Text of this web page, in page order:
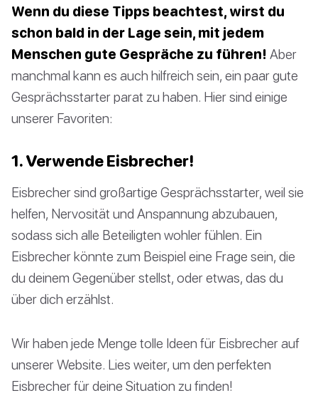
Wenn du diese Tipps beachtest, wirst du
schon bald in der Lage sein, mit jedem
Menschen gute Gespräche zu führen! Aber
manchmal kann es auch hilfreich sein, ein paar gute
Gesprächsstarter parat zu haben. Hier sind einige
unserer Favoriten:
1. Verwende Eisbrecher!
Eisbrecher sind großartige Gesprächsstarter, weil sie
helfen, Nervosität und Anspannung abzubauen,
sodass sich alle Beteiligten wohler fühlen. Ein
Eisbrecher könnte zum Beispiel eine Frage sein, die
du deinem Gegenüber stellst, oder etwas, das du
über dich erzählst.
Wir haben jede Menge tolle Ideen für Eisbrecher auf
unserer Website. Lies weiter, um den perfekten
Eisbrecher für deine Situation zu finden!